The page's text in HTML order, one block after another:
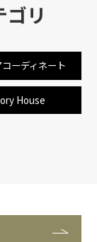
リ
ーディネート
House